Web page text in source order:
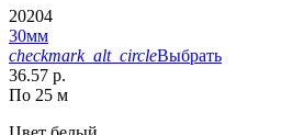
20204
30мм
checkmark_alt_circleВыбрать
36.57 р.
По 25 м